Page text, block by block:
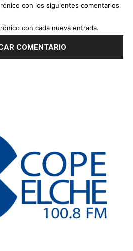
con los siguientes comentarios
con cada nueva entrada.